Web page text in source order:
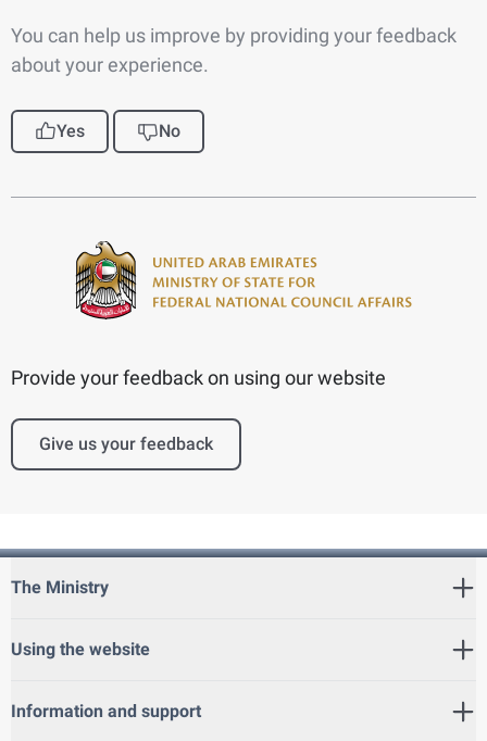
You can help us improve by providing your feedback
about your experience.
Yes No
Provide your feedback on using our website
Give us your feedback
The Ministry
Using the website
Information and support